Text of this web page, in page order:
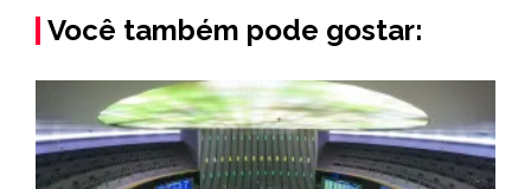
Você também pode gostar: